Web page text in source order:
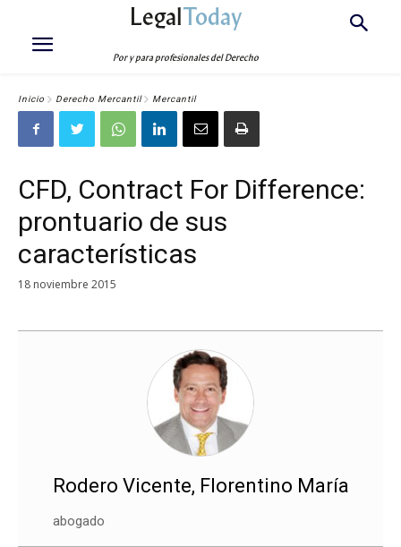
LegalToday
Por y para profesionales del Derecho
Inicio Derecho Mercantil Mercantil
CFD, Contract For Difference:
prontuario de sus
características
18 noviembre 2015
Rodero Vicente, Florentino María
abogado